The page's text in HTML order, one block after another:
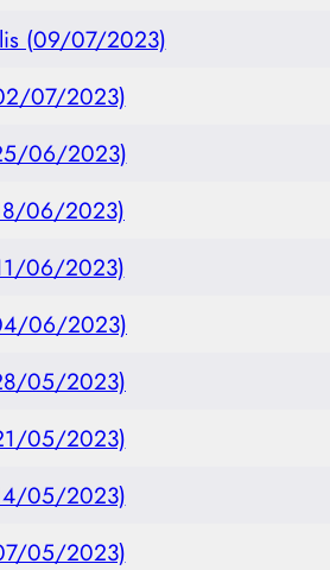
(09/07/2023)
07/2023)
06/2023)
06/2023)
06/2023)
06/2023)
05/2023)
05/2023)
05/2023)
05/2023)